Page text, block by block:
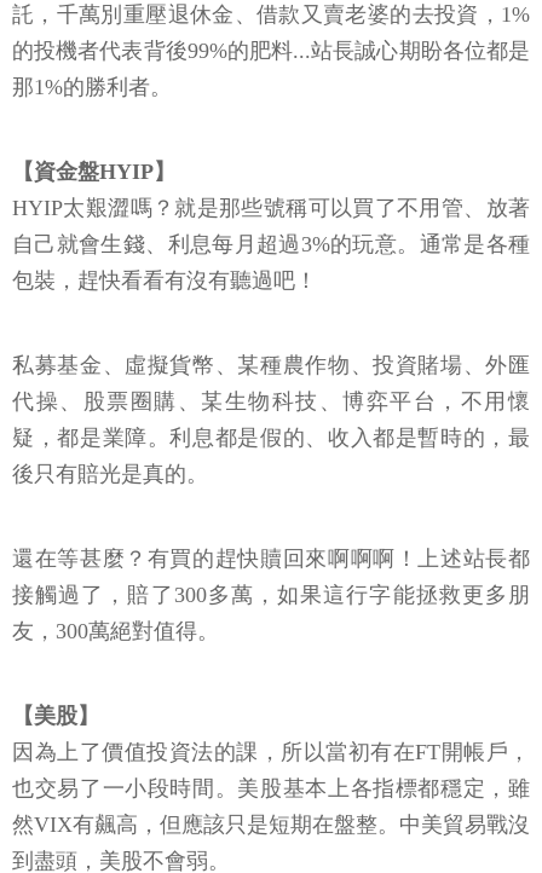
託，千萬別重壓退休金、借款又賣老婆的去投資，1%
的投機者代表背後99%的肥料...站長誠心期盼各位都是
那1%的勝利者。
【資金盤HYIP】
HYIP太艱澀嗎？就是那些號稱可以買了不用管、放著
自己就會生錢、利息每月超過3%的玩意。通常是各種
包裝，趕快看看有沒有聽過吧！
私募基金、虛擬貨幣、某種農作物、投資賭場、外匯
代操、股票圈購、某生物科技、博弈平台，不用懷
疑，都是業障。利息都是假的、收入都是暫時的，最
後只有賠光是真的。
還在等甚麼？有買的趕快贖回來啊啊啊！上述站長都
接觸過了，賠了300多萬，如果這行字能拯救更多朋
友，300萬絕對值得。
【美股】
因為上了價值投資法的課，所以當初有在FT開帳戶，
也交易了一小段時間。美股基本上各指標都穩定，雖
然VIX有飆高，但應該只是短期在盤整。中美貿易戰沒
到盡頭，美股不會弱。